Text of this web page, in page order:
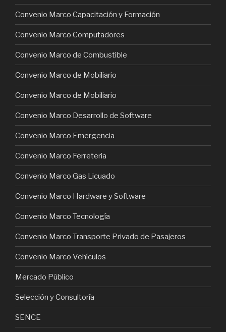
Convenio Marco Capacitación y Formación
Convenio Marco Computadores
Convenio Marco de Combustible
Convenio Marco de Mobiliario
Convenio Marco de Mobiliario
Convenio Marco Desarrollo de Software
Convenio Marco Emergencia
Convenio Marco Ferreteria
Convenio Marco Gas Licuado
Convenio Marco Hardware y Software
Convenio Marco Tecnología
Convenio Marco Transporte Privado de Pasajeros
Convenio Marco Vehículos
Mercado Público
Selección y Consultoría
SENCE